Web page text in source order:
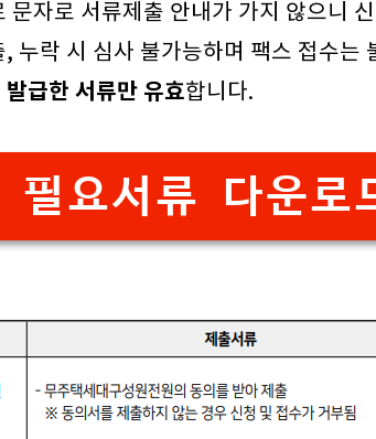
문자로 서류제출 안내가 가지 않으니
누락 시 심사 불가능하며 팩스 접수는
급한 서류만 유효합니다.
필요서류 다운로